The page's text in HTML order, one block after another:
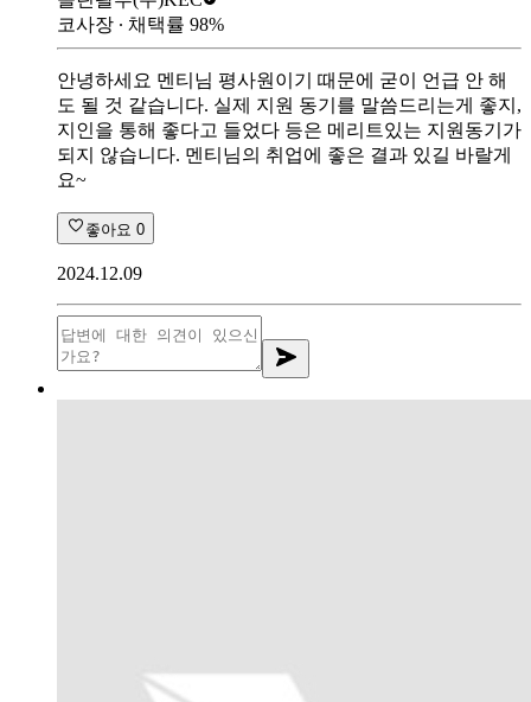
코사장 ∙ 채택률 98%
안녕하세요 멘티님 평사원이기 때문에 굳이 언급 안 해
도 될 것 같습니다. 실제 지원 동기를 말씀드리는게 좋지,
지인을 통해 좋다고 들었다 등은 메리트있는 지원동기가
되지 않습니다. 멘티님의 취업에 좋은 결과 있길 바랄게
요~
좋아요 0
2024.12.09